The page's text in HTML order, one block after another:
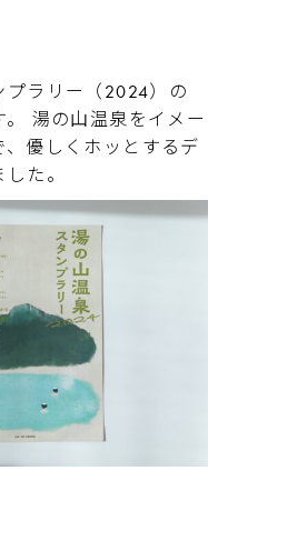
プラリー（2024）の
湯の山温泉をイメー
、優しくホッとするデ
た。